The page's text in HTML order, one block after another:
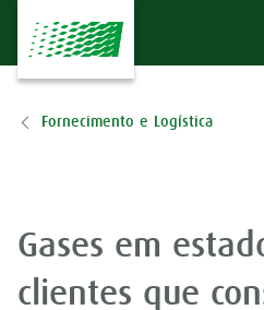
Ir para o conteúdo principal
Fornecimento e Logística
Gases em
clientes que